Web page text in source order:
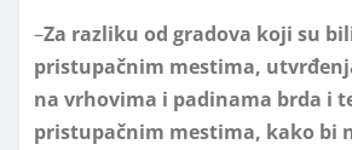
–Za razliku od gradova koji su
pristupačnim mestima,
na vrhovima i padinama brda i
pristupačnim mestima, kako bi